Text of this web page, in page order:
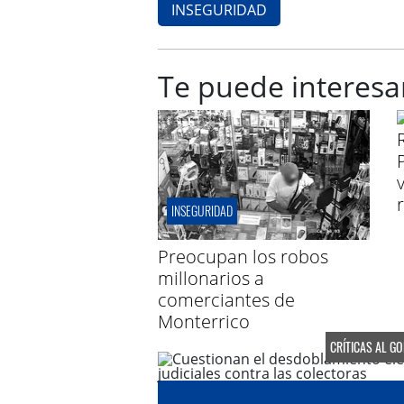
INSEGURIDAD
Te puede
INSEGURIDAD
Preocupan los robos
millonarios a
comerciantes de
Monterrico
CRÍTICAS AL